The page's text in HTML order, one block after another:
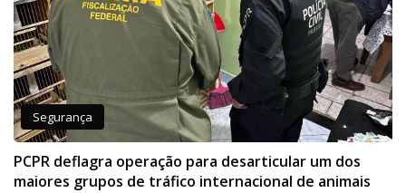
Segurança
PCPR deflagra operação para desarticular um dos
maiores grupos de tráfico internacional de animais